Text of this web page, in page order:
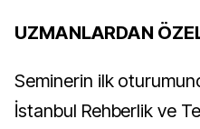
UZMANLARDAN
Seminerin ilk
İstanbul Rehberlik ve